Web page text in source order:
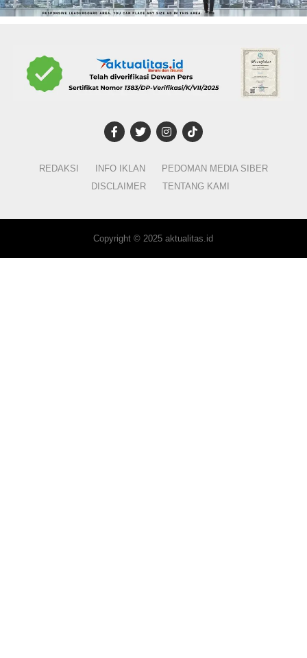
REDAKSI INFO IKLAN
PEDOMAN MEDIA SIBER
DISCLAIMER
TENTANG KAMI
Copyright © 2025 aktualitas.id